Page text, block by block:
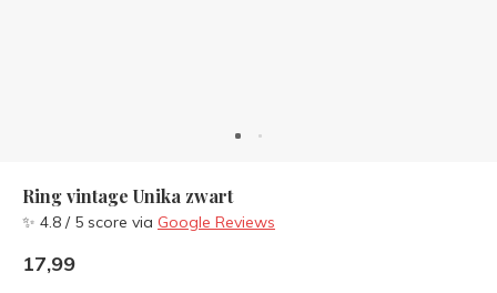
Ring vintage Unika zwart
✨ 4.8 / 5 score via Google Reviews
17,99